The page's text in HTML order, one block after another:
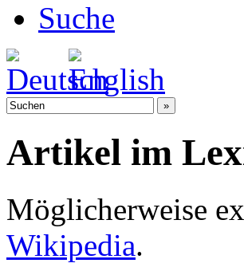
Suche
Artikel im
Möglicherweise
Wikipedia.